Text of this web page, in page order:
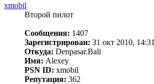
xmobil
Второй пилот
Сообщения: 1407
Зарегистрирован: 31 окт 2010, 14:31
Откуда: Denpasar.Bali
Имя: Alexey
PSN ID: xmobil
Репутация: 362